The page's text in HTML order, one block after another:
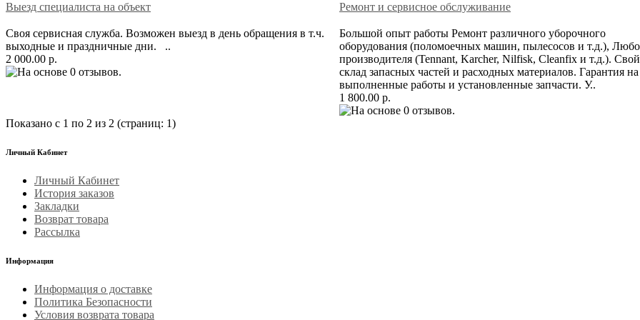
Выезд специалиста на объект
Своя сервисная служба. Возможен выезд в день обращения в т.ч.
выходные и праздничные дни. ..
2 000.00 р.
Ремонт и сервисное обслуживание
Большой опыт работы Ремонт различного уборочного
оборудования (поломоечных машин, пылесосов и т.д.),
производителя (Tennant, Karcher, Nilfisk, Cleanfix и т.д.). Свой
склад запасных частей и расходных материалов. Гарантия на
выполненные работы и установленные запчасти. У..
1 800.00 р.
Показано с 1 по 2 из 2 (страниц: 1)
Личный Кабинет
Личный Кабинет
История заказов
Закладки
Возврат товара
Рассылка
Информация
Информация о доставке
Политика Безопасности
Условия возврата товара